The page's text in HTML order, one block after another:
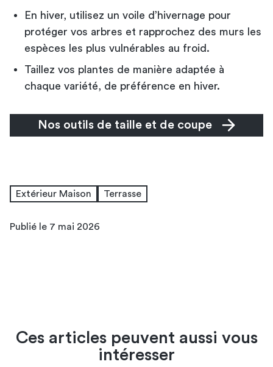
En hiver, utilisez un voile d’hivernage pour
protéger vos arbres et rapprochez des murs les
espèces les plus vulnérables au froid.
Taillez vos plantes de manière adaptée à
chaque variété, de préférence en hiver.
Nos outils de taille et de coupe
Extérieur Maison Terrasse
Publié le 7 mai 2026
Ces articles peuvent aussi vous
intéresser